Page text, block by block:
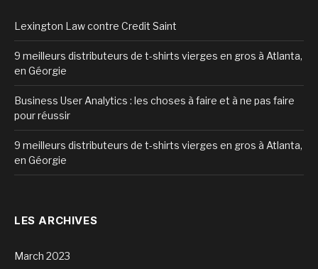
Lexington Law contre Credit Saint
9 meilleurs distributeurs de t-shirts vierges en gros à Atlanta,
en Géorgie
Business User Analytics : les choses à faire et à ne pas faire
pour réussir
9 meilleurs distributeurs de t-shirts vierges en gros à Atlanta,
en Géorgie
LES ARCHIVES
March 2023